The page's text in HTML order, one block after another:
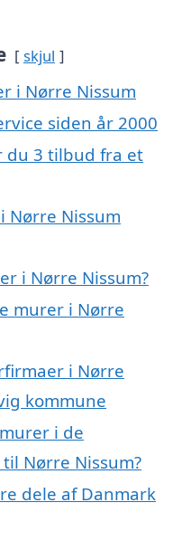
skjul
i Nørre Nissum
siden år 2000
du 3 tilbud fra et
Nørre Nissum
i Nørre Nissum?
murer i Nørre
i Nørre
kommune
i de
Nørre Nissum?
dele af Danmark